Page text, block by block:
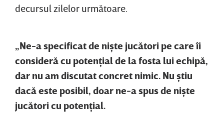
decursul zilelor următoare.
„Ne-a specificat de nişte jucători pe care îi
consideră cu potenţial de la fosta lui echipă,
dar nu am discutat concret nimic. Nu ştiu
dacă este posibil, doar ne-a spus de nişte
jucători cu potenţial.